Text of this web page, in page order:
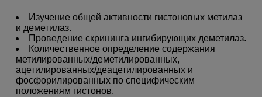
Изучение общей активности гистоновых метилаз
и деметилаз.
Проведение скрининга ингибирующих деметилаз.
Количественное определение содержания
метилированных/деметилированных,
ацетилированных/деацетилированных и
фосфорилированных по специфическим
положениям гистонов.